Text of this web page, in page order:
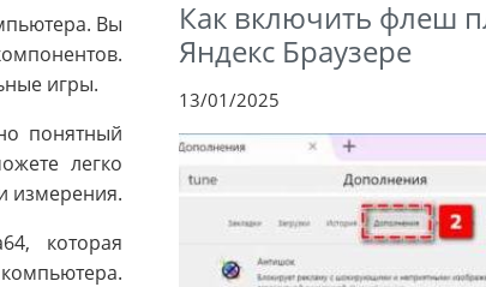
Вы
игры.
понятный
легко
измерения.
которая
Как включить флеш
Яндекс Браузере
13/01/2025